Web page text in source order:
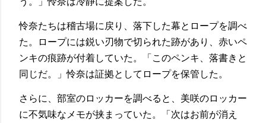
怜奈たちは稽古場に戻り、落下した幕とロープを調べ
た。ロープには鋭い刃物で切られた跡があり、赤いペ
ンキの痕跡が付着していた。「このペンキ、落書きと
同じだ。」怜奈は証拠としてロープを保管した。
さらに、部室のロッカーを調べると、美咲のロッカー
に不気味なメモが挟まっていた。「次はお前が消え